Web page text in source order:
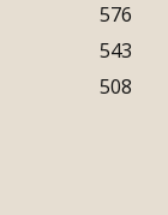
576
543
508